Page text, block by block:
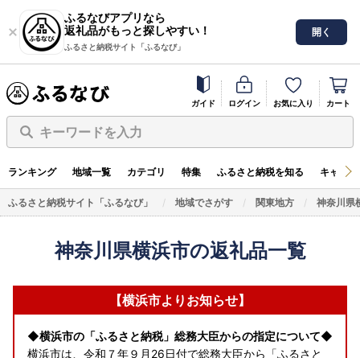
ふるなびアプリなら
返礼品がもっと探しやすい！
ふるさと納税サイト「ふるなび」
開く
ガイド ログイン お気に入り カート
キーワードを入力
ランキング 地域一覧 カテゴリ 特集 ふるさと納税を知る キャン
ふるさと納税サイト「ふるなび」 地域でさがす 関東地方 神奈川県
神奈川県横浜市の返礼品一覧
【横浜市よりお知らせ】
◆横浜市の「ふるさと納税」総務大臣からの指定について◆
横浜市は、令和７年９月26日付で総務大臣から「ふるさと